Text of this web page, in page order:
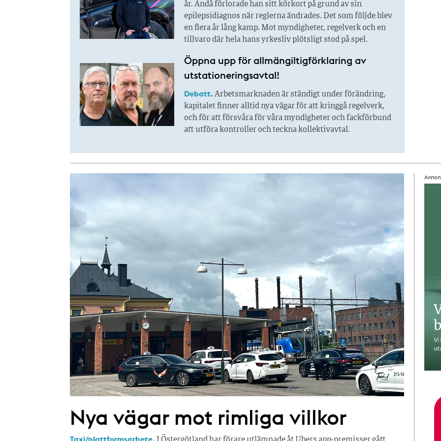
år. Ändå förlorade han sitt körkort på grund av sin
epilepsidiagnos när reglerna ändrades. Det som följde blev
en flera år lång kamp. Mot myndigheter, regelverk och en
tillvaro där hela hans yrkesliv plötsligt stod på spel.
Öppna upp för allmängiltigförklaring av
utstationeringsavtal!
Debatt.Arbetsmarknaden är ständigt under förändring,
kapitalet finner alltid nya vägar för att kringgå regelverk,
och för att försvåra för våra myndigheter och fackförbund
att utföra kontroller och teckna kollektivavtal.
Nya vägar mot rimliga villkor
Taxi/plattformsarbete.